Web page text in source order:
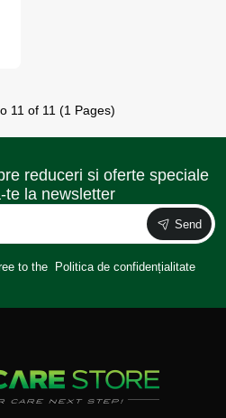
11 of 11 (1 Pages)
reduceri si oferte speciale
te la newsletter
Send
to the Politica de confidențialitate